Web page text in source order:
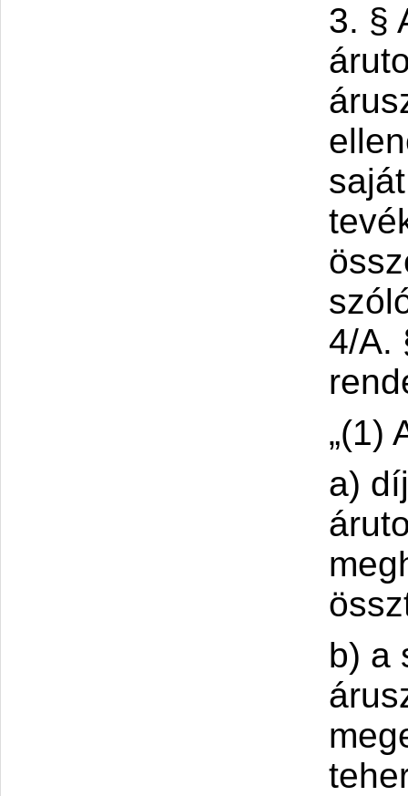
3. §
4/A.
„(1)
a)
b) a